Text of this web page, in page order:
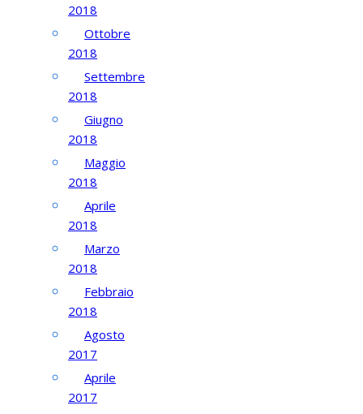
2018
Ottobre
2018
Settembre
2018
Giugno
2018
Maggio
2018
Aprile
2018
Marzo
2018
Febbraio
2018
Agosto
2017
Aprile
2017